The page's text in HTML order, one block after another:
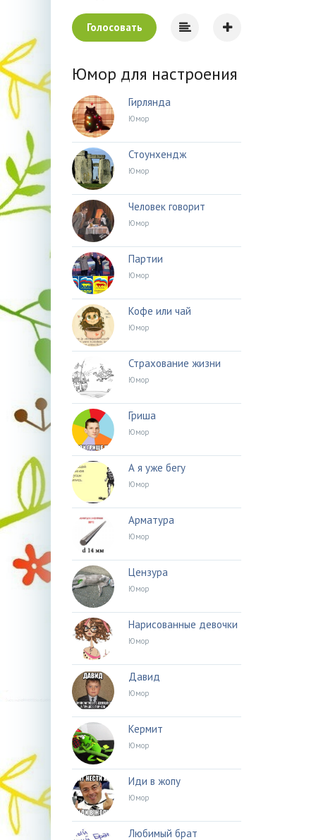
Голосовать
Юмор для настроения
Гирлянда
Юмор
Стоунхендж
Юмор
Человек говорит
Юмор
Партии
Юмор
Кофе или чай
Юмор
Страхование жизни
Юмор
Гриша
Юмор
А я уже бегу
Юмор
Арматура
Юмор
Цензура
Юмор
Нарисованные девочки
Юмор
Давид
Юмор
Кермит
Юмор
Иди в жопу
Юмор
Любимый брат